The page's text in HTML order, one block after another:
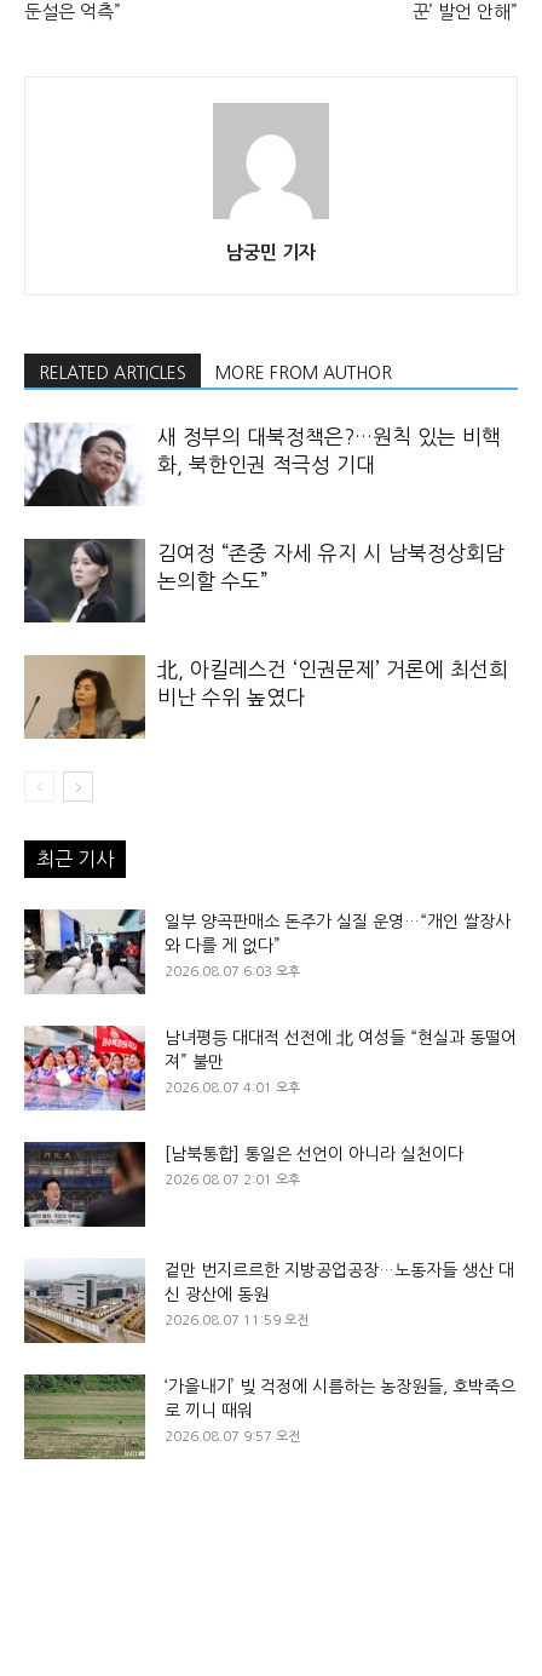
둔설은 억측” 꾼’ 발언 안해”
남궁민 기자
RELATED ARTICLES MORE FROM AUTHOR
새 정부의 대북정책은?…원칙 있는 비핵
화, 북한인권 적극성 기대
김여정 “존중 자세 유지 시 남북정상회담
논의할 수도”
北, 아킬레스건 ‘인권문제’ 거론에 최선희
비난 수위 높였다
최근 기사
일부 양곡판매소 돈주가 실질 운영…“개인 쌀장사
와 다를 게 없다”
2026.08.07 6:03 오후
남녀평등 대대적 선전에 北 여성들 “현실과 동떨어
져” 불만
2026.08.07 4:01 오후
[남북통합] 통일은 선언이 아니라 실천이다
2026.08.07 2:01 오후
겉만 번지르르한 지방공업공장…노동자들 생산 대
신 광산에 동원
2026.08.07 11:59 오전
‘가을내기’ 빚 걱정에 시름하는 농장원들, 호박죽으
로 끼니 때워
2026.08.07 9:57 오전